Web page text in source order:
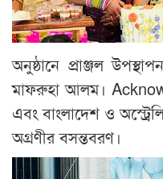
অনুষ্ঠানে প্রাঞ্জল
মাফরুহা আলম।
এবং বাংলাদেশ ও
অগ্রণীর বসন্তবরণ।